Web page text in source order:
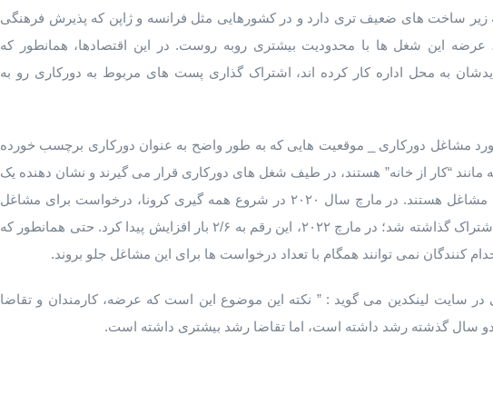
زیر ساخت های ضعیف تری دارد و در کشورهایی مثل فرانسه و ژاپن که پذیرش فرهنگی
این شغل ها با محدودیت بیشتری روبه روست. در این اقتصادها، همانطور که
به محل اداره کار کرده اند، اشتراک گذاری پست های مربوط به دورکاری رو به
مشاغل دورکاری _ موقعیت هایی که به طور واضح به عنوان دورکاری برچسب خورده
“کار از خانه” هستند، در طیف شغل های دورکاری قرار می گیرند و نشان دهنده یک
افزایش شگفت انگیز در تعداد درخواست برای این مشاغل هستند. در مارچ سال ۲۰۲۰ در شروع همه گیری کرونا، درخواست برای مشاغل
دورکاری ۸/۱ بار بیشتر از مشاغل غیر دورکاری به اشتراک گذاشته شد؛ در مارچ ۲۰۲۲، این رقم به ۲/۶ بار افزایش پیدا کرد. حتی همانطور که
کنندگان نمی توانند همگام با تعداد درخواست ها برای این مشاغل جلو بروند.
در سایت لینکدین می گوید : ” نکته این موضوع این است که عرضه، کارمندان و تقاضا
سال گذشته رشد داشته است، اما تقاضا رشد بیشتری داشته است.